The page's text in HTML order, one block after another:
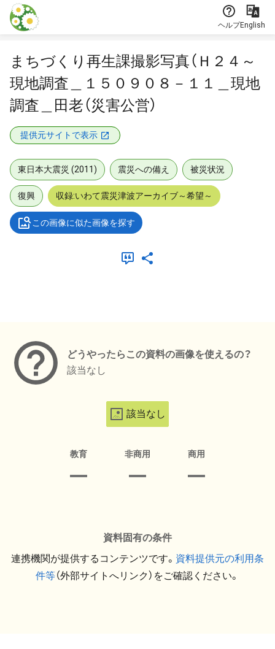
本文に飛ぶ
ヘルプEnglish
まちづくり再生課撮影写真（Ｈ２４～
現地調査＿１５０９０８－１１＿現地
調査＿田老（災害公営）
提供元サイトで表示
東日本大震災 (2011) 震災への備え 被災状況
復興 収録:いわて震災津波アーカイブ～希望～
この画像に似た画像を探す
どうやったらこの資料の画像を使えるの？
該当なし
該当なし
教育 非商用 商用
資料固有の条件
連携機関が提供するコンテンツです。 資料提供元の利用条
件等（外部サイトへリンク）をご確認ください。